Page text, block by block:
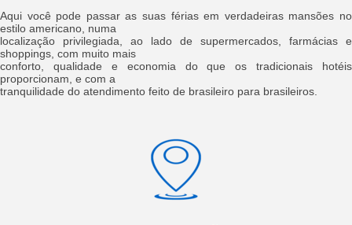
Aqui você pode passar as suas férias em verdadeiras mansões no
estilo americano, numa
localização privilegiada, ao lado de supermercados, farmácias e
shoppings, com muito mais
conforto, qualidade e economia do que os tradicionais hotéis
proporcionam, e com a
tranquilidade do atendimento feito de brasileiro para brasileiros.